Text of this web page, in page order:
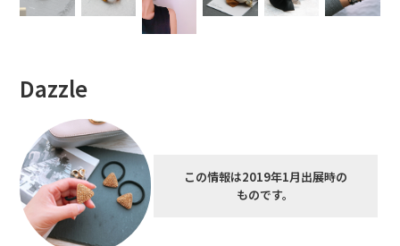
Dazzle
この情報は2019年1月出展時の
ものです。